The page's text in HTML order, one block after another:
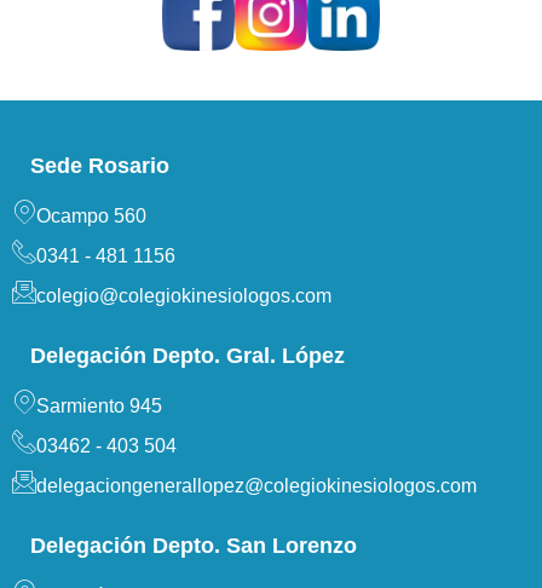
Sede Rosario
Ocampo 560
0341 - 481 1156
colegio@colegiokinesiologos.com
Delegación Depto. Gral. López
Sarmiento 945
03462 - 403 504
delegaciongenerallopez@colegiokinesiologos.com
Delegación Depto. San Lorenzo